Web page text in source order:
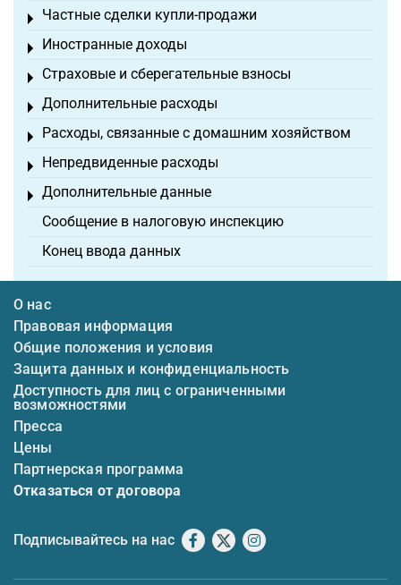
Частные сделки купли-продажи
Toggle menu
Иностранные доходы
Toggle menu
Страховые и сберегательные взносы
Toggle menu
Дополнительные расходы
Toggle menu
Расходы, связанные с домашним хозяйством
Toggle menu
Непредвиденные расходы
Toggle menu
Дополнительные данные
Toggle menu
Сообщение в налоговую инспекцию
Конец ввода данных
О нас
Правовая информация
Общие положения и условия
Защита данных и конфиденциальность
Доступность для лиц с ограниченными
возможностями
Пресса
Цены
Партнерская программа
Отказаться от договора
Подписывайтесь на нас Facebook
X Instagram